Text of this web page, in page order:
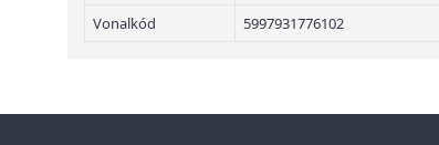
Vonalkód 5997931776102